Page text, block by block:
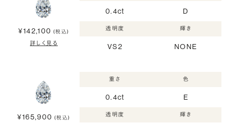
¥142,100 (税込)
詳しく見る
0.4ct D
透明度
VS2
輝き
NONE
¥165,900 (税込)
重さ
0.4ct
色
E
透明度 輝き